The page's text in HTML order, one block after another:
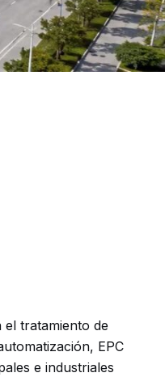
tratamiento de
EPC
e industriales